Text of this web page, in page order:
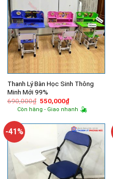
Thanh Lý Bàn Học Sinh Thông
Minh Mới 99%
690,000₫ Giá
gốc
là:
550,000₫Giá
hiện
tại
550,000₫.
Còn hàng - Giao nhanh
-41%